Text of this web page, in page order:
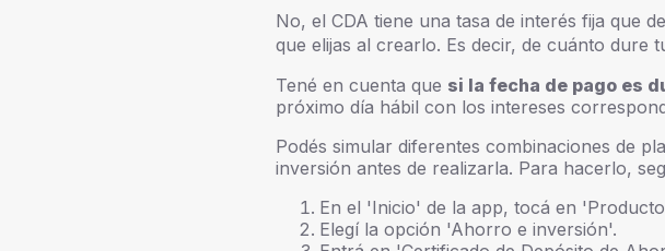
No, el CDA tiene una tasa de interés fija que
que elijas al crearlo. Es decir, de cuánto
Tené en cuenta que si la fecha de pago es
próximo día hábil con los intereses
Podés simular diferentes combinaciones de
inversión antes de realizarla. Para hacerlo,
En el 'Inicio' de la app, tocá en
Elegí la opción 'Ahorro e inversión'.